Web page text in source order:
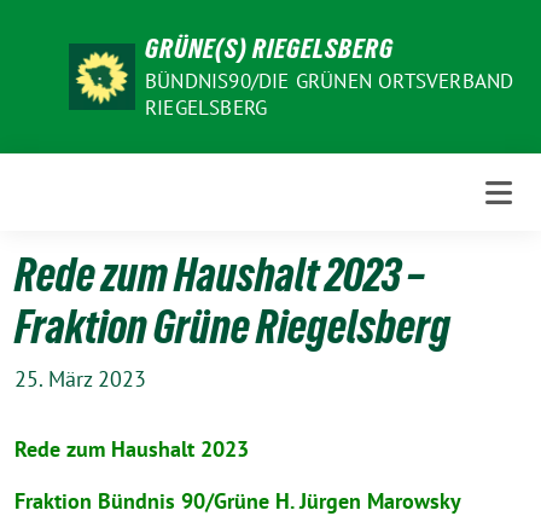
GRÜNE(S) RIEGELSBERG
BÜNDNIS90/DIE GRÜNEN ORTSVERBAND
RIEGELSBERG
Rede zum Haushalt 2023 –
Fraktion Grüne Riegelsberg
25. März 2023
Rede zum Haushalt 2023
Fraktion Bündnis 90/Grüne H. Jürgen Marowsky